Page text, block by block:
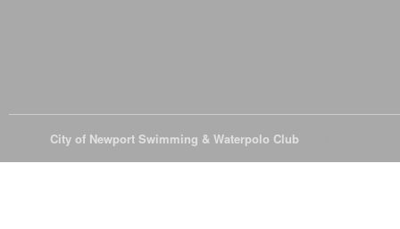
City of Newport Swimming & Waterpolo Club